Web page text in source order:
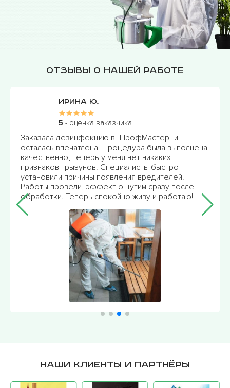
Отзывы о нашей работе
Ирина Ю.
5 - оценка заказчика
Заказала дезинфекцию в "ПрофМастер" и
осталась впечатлена. Процедура была выполнена
качественно, теперь у меня нет никаких
признаков грызунов. Специалисты быстро
установили причины появления вредителей.
Работы провели, эффект ощутим сразу после
обработки. Теперь спокойно живу и работаю!
Наши клиенты и партнёры